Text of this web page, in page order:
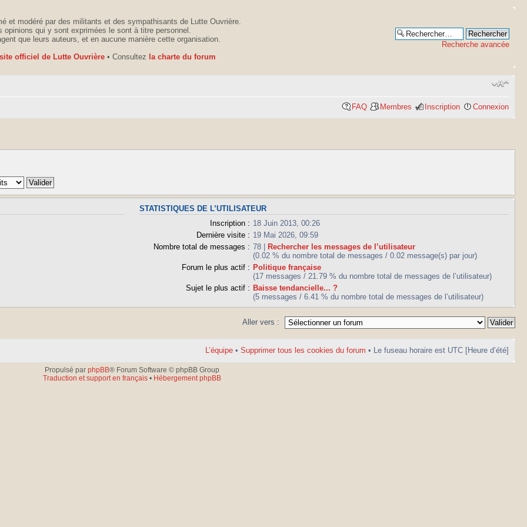
et modéré par des militants et des sympathisants de Lutte Ouvrière.
opinions qui y sont exprimées le sont à titre personnel.
que leurs auteurs, et en aucune manière cette organisation.
site officiel de Lutte Ouvrière • Consultez la charte du forum
Recherche avancée
FAQ Membres Inscription Connexion
STATISTIQUES DE L’UTILISATEUR
Inscription : 18 Juin 2013, 00:26
Dernière visite : 19 Mai 2026, 09:59
Nombre total de messages : 78 |Rechercher les messages de l’utilisateur
(0.02 % du nombre total de messages / 0.02 message(s) par jour)
Forum le plus actif : Politique française
(17 messages / 21.79 % du nombre total de messages de l’utilisateur)
Sujet le plus actif : Baisse tendancielle... ?
(5 messages / 6.41 % du nombre total de messages de l’utilisateur)
Aller vers :
L’équipe • Supprimer tous les cookies du forum • Le fuseau horaire est UTC [Heure d’été]
Propulsé par phpBB® Forum Software © phpBB Group
Traduction et support en français• Hébergement phpBB